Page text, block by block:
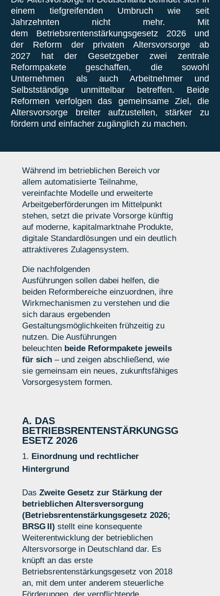
einem tiefgreifenden
Umbruch wie seit
Jahrzehnten nicht mehr. Mit
dem
Betriebsrentenstärkungsgesetz 2026
und
der
Reform der privaten Altersvorsorge ab
2027
hat der Gesetzgeber zwei zentrale
Reformpakete
geschaffen, die sowohl
Unternehmen als auch Arbeitnehmer und
Selbstständige unmittelbar betreffen. Beide
Reformen verfolgen das gemeinsame Ziel, die
Altersvorsorge breiter aufzustellen, stärker zu
fördern und einfacher zugänglich zu machen.
Während im betrieblichen Bereich vor
allem automatisierte Teilnahme,
vereinfachte Modelle und erweiterte
Arbeitgeberförderungen im Mittelpunkt
stehen, setzt die private Vorsorge künftig
auf moderne, kapitalmarktnahe Produkte,
digitale Standardlösungen und ein deutlich
attraktiveres Zulagensystem.
Die nachfolgenden
Ausführungen sollen dabei helfen, die
beiden Reformbereiche einzuordnen, ihre
Wirkmechanismen zu verstehen und die
sich daraus ergebenden
Gestaltungsmöglichkeiten frühzeitig zu
nutzen. Die Ausführungen
beleuchten beide Reformpakete jeweils
für sich – und zeigen abschließend, wie
sie gemeinsam ein neues, zukunftsfähiges
Vorsorgesystem formen.
A. DAS
BETRIEBSRENTENSTÄRKUNGSG
ESETZ 2026
Einordnung und rechtlicher
Hintergrund
Das Zweite Gesetz zur Stärkung der
betrieblichen Altersversorgung
(Betriebsrentenstärkungsgesetz 2026;
BRSG II) stellt eine konsequente
Weiterentwicklung der betrieblichen
Altersvorsorge in Deutschland dar. Es
knüpft an das erste
Betriebsrentenstärkungsgesetz von 2018
an, mit dem unter anderem steuerliche